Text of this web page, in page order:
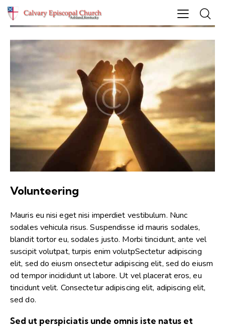
Volunteering
Mauris eu nisi eget nisi imperdiet vestibulum. Nunc
sodales vehicula risus. Suspendisse id mauris sodales,
blandit tortor eu, sodales justo. Morbi tincidunt, ante vel
suscipit volutpat, turpis enim volutpSectetur adipiscing
elit, sed do eiusm onsectetur adipiscing elit, sed do eiusm
od tempor incididunt ut labore. Ut vel placerat eros, eu
tincidunt velit. Consectetur adipiscing elit, adipiscing elit,
sed do.
Sed ut perspiciatis unde omnis iste natus et